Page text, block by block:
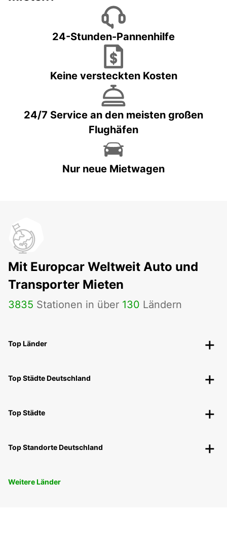
24-Stunden-Pannenhilfe
Keine versteckten Kosten
24/7 Service an den meisten großen
Flughäfen
Nur neue Mietwagen
Mit Europcar Weltweit Auto und
Transporter Mieten
3835 Stationen in über 130 Ländern
Top Länder
Top Städte Deutschland
Top Städte
Top Standorte Deutschland
Weitere Länder